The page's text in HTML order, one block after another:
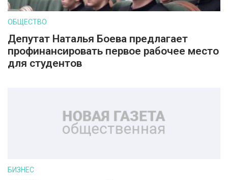
ОБЩЕСТВО
Депутат Наталья Боева предлагает
профинансировать первое рабочее место
для студентов
БИЗНЕС